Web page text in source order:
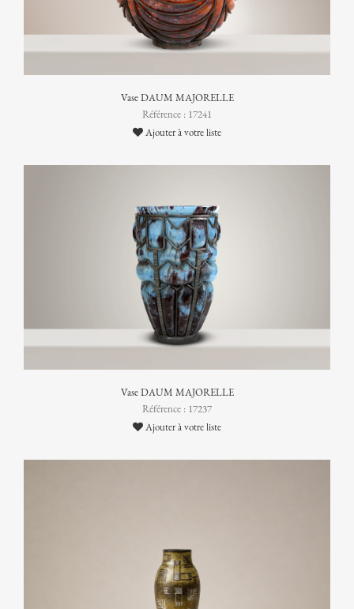
Vase DAUM MAJORELLE
Référence : 17241
Ajouter à votre liste
Vase DAUM MAJORELLE
Référence : 17237
Ajouter à votre liste